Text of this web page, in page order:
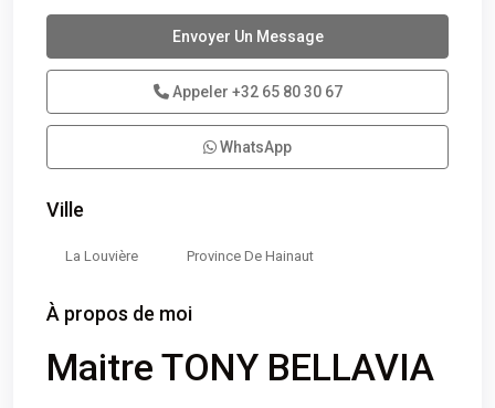
Envoyer Un Message
Appeler +32 65 80 30 67
WhatsApp
Ville
La Louvière Province De Hainaut
À propos de moi
Maitre TONY BELLAVIA